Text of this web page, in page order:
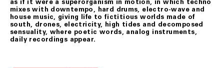
ART. 8 GARANZIA SUI BENI
Tutti i prodotti in vendita nel presente sito sono
realizzati rispettando elevati standard di qualità; nel
as if it were a superorganism in motion, in which techno
mixes with downtempo, hard drums, electro-wave and
house music, giving life to fictitious worlds made of
south, drones, electricity, high tides and decomposed
sensuality, where poetic words, analog instruments,
daily recordings appear.